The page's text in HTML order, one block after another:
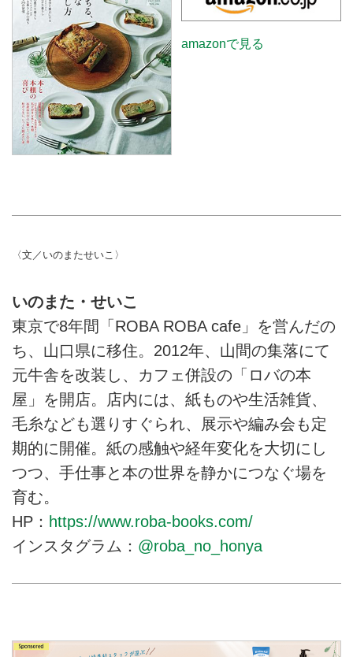
amazonで見る
〈文／いのまたせいこ〉
いのまた・せいこ
東京で8年間「ROBA ROBA cafe」を営んだの
ち、山口県に移住。2012年、山間の集落にて
元牛舎を改装し、カフェ併設の「ロバの本
屋」を開店。店内には、紙ものや生活雑貨、
毛糸なども選りすぐられ、展示や編み会も定
期的に開催。紙の感触や経年変化を大切にし
つつ、手仕事と本の世界を静かにつなぐ場を
育む。
HP： https://www.roba-books.com/
インスタグラム： @roba_no_honya